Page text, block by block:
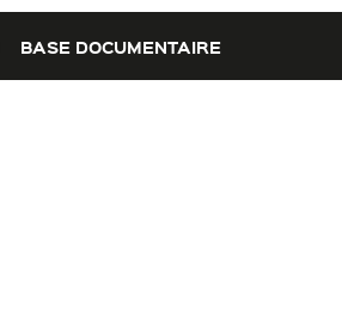
BASE DOCUMENTAIRE